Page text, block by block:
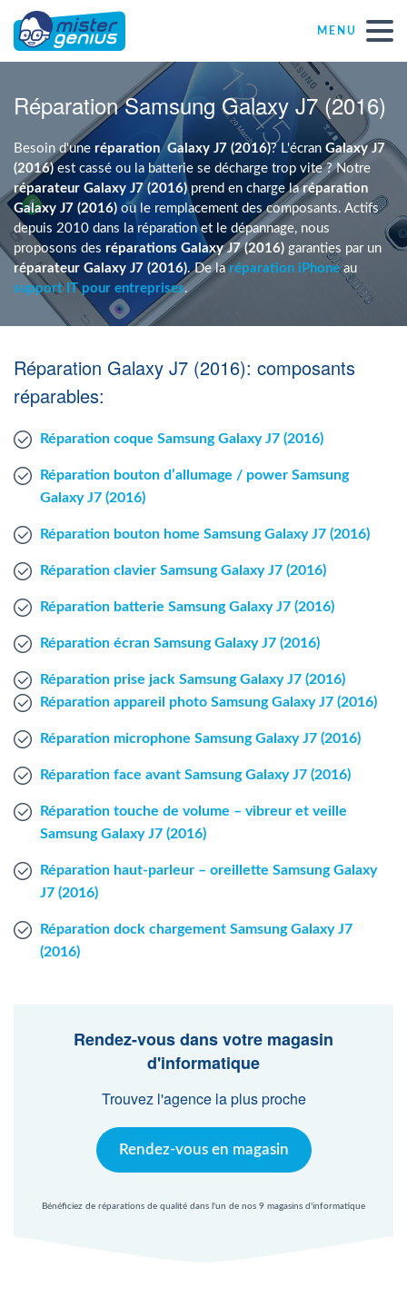
MENU
Réparations – Dépannages
Magasins informatiques toutes marques
Particulier
Indépendant
ASBL
Agent Mac
En
Réparation Samsung Galaxy J7 (2016)
Besoin d'une réparation Galaxy J7 (2016)? L'écran Galaxy J7
(2016) est cassé ou la batterie se décharge trop vite ? Notre
réparateur Galaxy J7 (2016)prend en charge laréparation
Galaxy J7 (2016) ou le remplacement des composants. Actifs
depuis 2010 dans la réparation et le dépannage, nous
proposons des réparations Galaxy J7 (2016) garanties par un
réparateur Galaxy J7 (2016). De laréparation iPhoneau
support IT pour entreprises.
Réparation Galaxy J7 (2016): composants
réparables:
Réparation coque Samsung Galaxy J7 (2016)
Réparation bouton d’allumage / power Samsung
Galaxy J7 (2016)
Réparation bouton home Samsung Galaxy J7 (2016)
Réparation clavier Samsung Galaxy J7 (2016)
Réparation batterie Samsung Galaxy J7 (2016)
Réparation écran Samsung Galaxy J7 (2016)
Réparation prise jack Samsung Galaxy J7 (2016)
Réparation appareil photo Samsung Galaxy J7 (2016)
Réparation microphone Samsung Galaxy J7 (2016)
Réparation face avant Samsung Galaxy J7 (2016)
Réparation touche de volume – vibreur et veille
Samsung Galaxy J7 (2016)
Réparation haut-parleur – oreillette Samsung Galaxy
J7 (2016)
Réparation dock chargement Samsung Galaxy J7
(2016)
Rendez-vous dans votre magasin
d'informatique
Trouvez l'agence la plus proche
Rendez-vous en magasin
Bénéficiez de réparations de qualité dans l'un de nos 9 magasins d'informatique